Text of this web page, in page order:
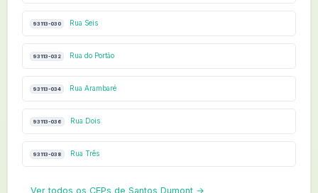
93113-030 Rua Seis
93113-032 Rua do Portão
93113-034 Rua Arambaré
93113-036 Rua Dois
93113-038 Rua Três
Ver todos os CEPs de Santos Dumont →